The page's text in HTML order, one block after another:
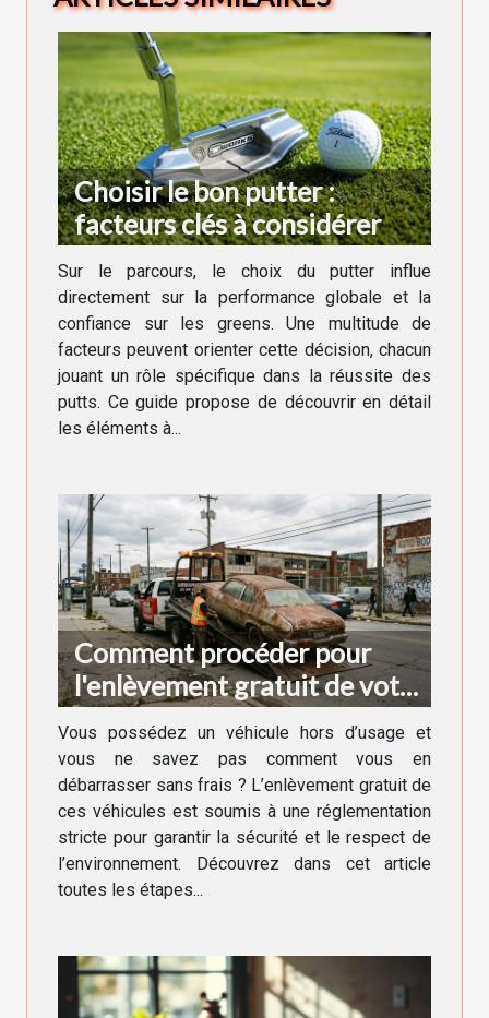
Choisir le bon putter :
facteurs clés à considérer
Sur le parcours, le choix du putter influe
directement sur la performance globale et la
confiance sur les greens. Une multitude de
facteurs peuvent orienter cette décision, chacun
jouant un rôle spécifique dans la réussite des
putts. Ce guide propose de découvrir en détail
les éléments à...
Comment procéder pour
l'enlèvement gratuit de votre
véhicule hors d'usage ?
Vous possédez un véhicule hors d’usage et
vous ne savez pas comment vous en
débarrasser sans frais ? L’enlèvement gratuit de
ces véhicules est soumis à une réglementation
stricte pour garantir la sécurité et le respect de
l’environnement. Découvrez dans cet article
toutes les étapes...